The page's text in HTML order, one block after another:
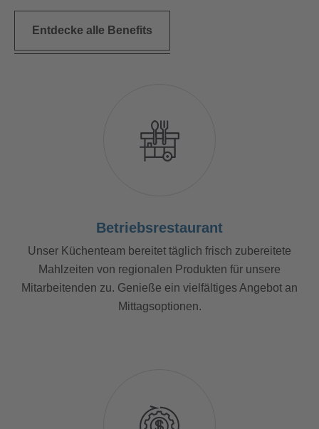
Entdecke alle Benefits
Betriebsrestaurant
Unser Küchenteam bereitet täglich frisch zubereitete
Mahlzeiten von regionalen Produkten für unsere
Mitarbeitenden zu. Genieße ein vielfältiges Angebot an
Mittagsoptionen.